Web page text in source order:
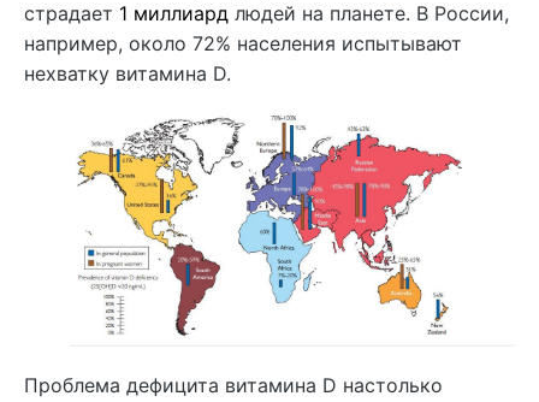
страдает 1 миллиард людей на планете. В России,
например, около 72% населения испытывают
нехватку витамина D.
Проблема дефицита витамина D настолько